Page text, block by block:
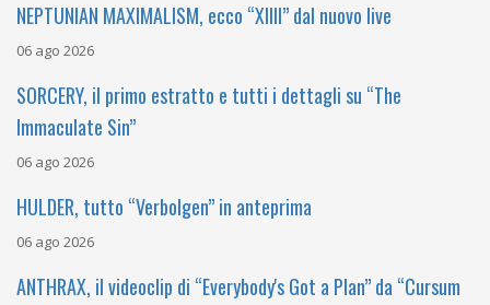
NEPTUNIAN MAXIMALISM, ecco “XIIII” dal nuovo live
06 ago 2026
SORCERY, il primo estratto e tutti i dettagli su “The
Immaculate Sin”
06 ago 2026
HULDER, tutto “Verbolgen” in anteprima
06 ago 2026
ANTHRAX, il videoclip di “Everybody's Got a Plan” da “Cursum